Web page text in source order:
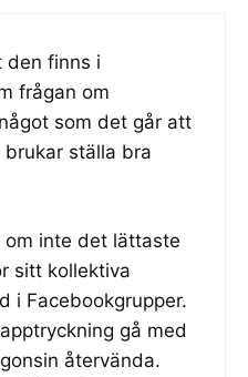
den finns i
frågan om
som det går att
ställa bra
inte det lättaste
sitt kollektiva
i Facebookgrupper.
gå med
återvända.